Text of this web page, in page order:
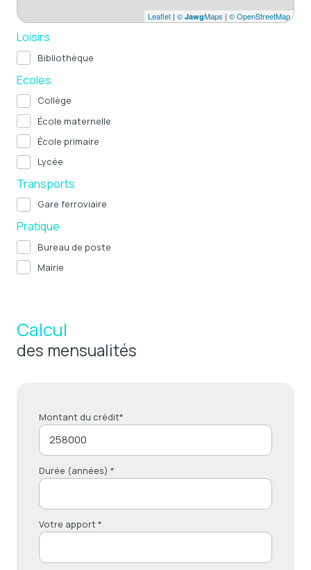
Leaflet | © JawgMaps | © OpenStreetMap
Loisirs
Bibliothèque
Ecoles
Collège
École maternelle
École primaire
Lycée
Transports
Gare ferroviaire
Pratique
Bureau de poste
Mairie
Calcul
des mensualités
Montant du crédit*
Durée (années) *
Votre apport *